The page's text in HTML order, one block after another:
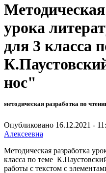
урока
для 3 класса
нос"
методическая разработка по
Опубликовано 16.12.2021 -
Алексеевна
Методическая разработка
класса по теме
работы с текстом с